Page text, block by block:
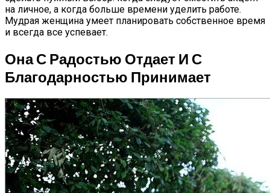
на личное, а когда больше времени уделить работе.
Мудрая женщина умеет планировать собственное время
и всегда все успевает.
Она С Радостью Отдает И С
Благодарностью Принимает